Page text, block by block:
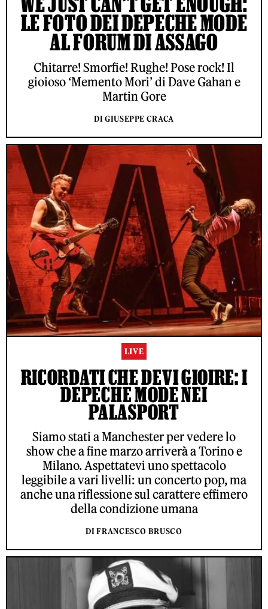
LE FOTO DEI DEPECHE MODE
AL FORUM DI ASSAGO
Chitarre! Smorfie! Rughe! Pose rock! Il
gioioso ‘Memento Mori’ di Dave Gahan e
Martin Gore
DI GIUSEPPE CRACA
LIVE
RICORDATI CHE DEVI GIOIRE: I
DEPECHE MODE NEI
PALASPORT
Siamo stati a Manchester per vedere lo
show che a fine marzo arriverà a Torino e
Milano. Aspettatevi uno spettacolo
leggibile a vari livelli: un concerto pop, ma
anche una riflessione sul carattere effimero
della condizione umana
DI FRANCESCO BRUSCO